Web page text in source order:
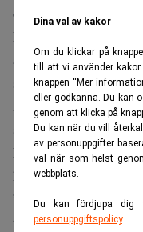
Dina val av kakor
Om du klickar på
till att vi använder
knappen “Mer
eller godkänna. Du kan
genom att klicka på
Du kan när du vill
av personuppgifter
val när som helst
webbplats.
Du kan fördjupa dig
personuppgiftspolicy.
omständigheter
Eftersom fadern var
aktiemarknaden fanns
sin första investering
De tidiga
småningom till ett
När han summerar sin
haft en ovanligt stor tur.
”Av åtta miljarder
tursamma”, säger han